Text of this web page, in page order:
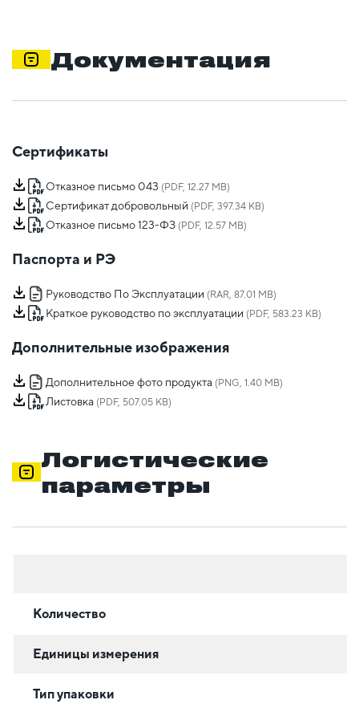
Документация
Сертификаты
Отказное письмо 043 (PDF, 12.27 MB)
Сертификат добровольный (PDF, 397.34 KB)
Отказное письмо 123-ФЗ (PDF, 12.57 MB)
Паспорта и РЭ
Руководство По Эксплуатации (RAR, 87.01 MB)
Краткое руководство по эксплуатации (PDF, 583.23 KB)
Дополнительные изображения
Дополнительное фото продукта (PNG, 1.40 MB)
Листовка (PDF, 507.05 KB)
Логистические
параметры
Количество
Единицы измерения
Тип упаковки